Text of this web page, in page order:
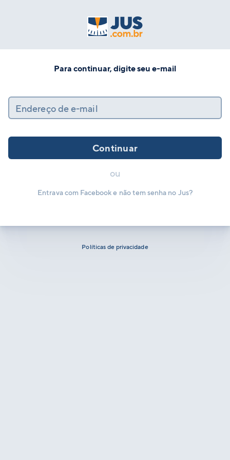
Para continuar, digite seu e-mail
Endereço de e-mail
Continuar
ou
Entrava com Facebook e não tem senha no Jus?
Políticas de privacidade